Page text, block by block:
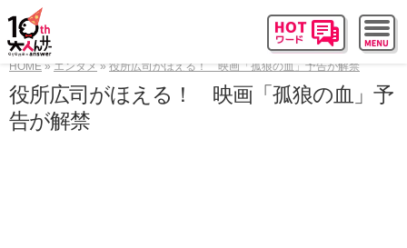
HOME エンタメ 役所広司がほえる！ 映画「孤狼の血」予告が解禁
役所広司がほえる！ 映画「孤狼の血」予
告が解禁